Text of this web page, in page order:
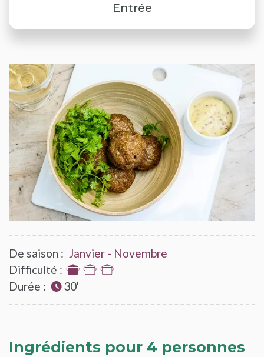
Entrée
De saison : Janvier - Novembre
Difficulté : 1
sur
3
Durée : 30'
Ingrédients pour 4 personnes